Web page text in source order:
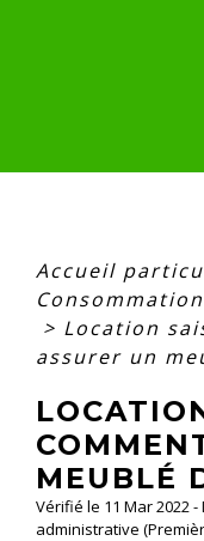
Accueil
Consommation
> Location
assurer un
MEUBLÉ
Vérifié le 11 Mar 2022
administrative